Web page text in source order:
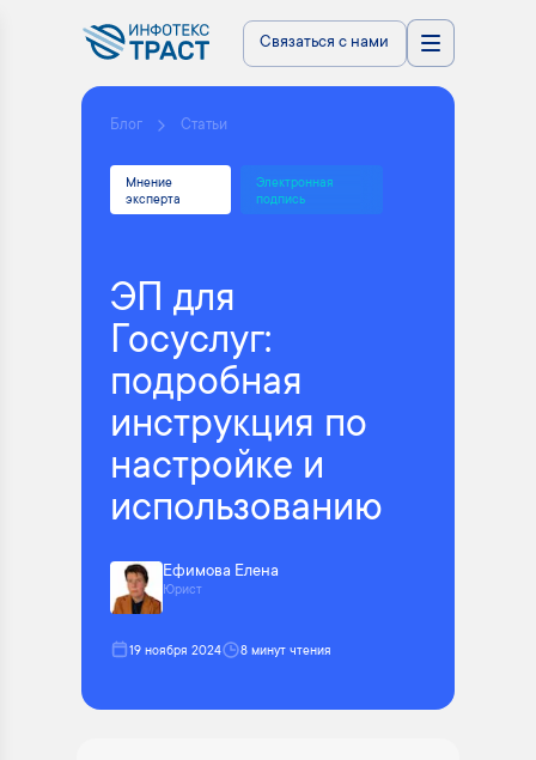
Связаться с нами
Блог Статьи
Мнение
эксперта
Электронная
подпись
ЭП для
Госуслуг:
подробная
инструкция по
настройке и
использованию
Ефимова Елена
Юрист
19 ноября 2024 8 минут чтения